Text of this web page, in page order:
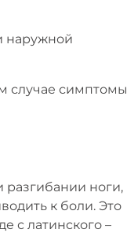
наружной
случае симптомы
разгибании ноги,
к боли. Это
с латинского –